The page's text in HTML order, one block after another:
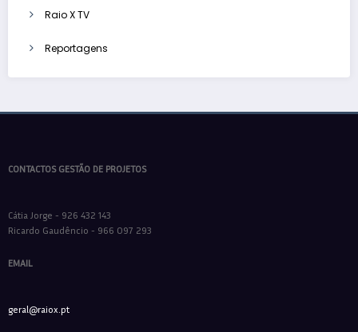
Raio X TV
Reportagens
CONTACTOS GESTÃO DE PROJETOS
Cátia Jorge - 926 432 143
Ricardo Gaudêncio - 966 097 293
EMAIL
geral@raiox.pt